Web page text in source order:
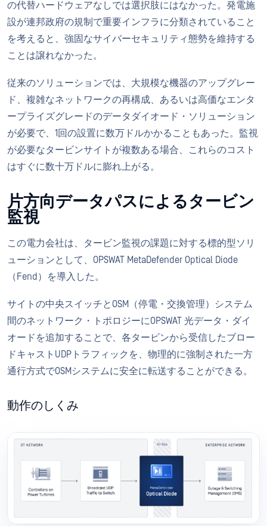
の代替ハードウェアなしでは選択肢にはなかった。発電施
設が連邦政府の規制で重要インフラに分類されていること
を考えると、強固なサイバーセキュリティ態勢を維持する
ことは譲れなかった。
従来のソリューションでは、大規模な機器のアップグレー
ド、複雑なネットワークの再構成、あるいは高価なエンタ
ープライズグレードのデータダイオード・ソリューション
が必要で、1回の設置に数万ドルかかることもあった。監視
が必要なタービンサイトが複数ある場合、これらのコスト
はすぐに数十万ドルに膨れ上がる。
片方向データパスによるタービン
監視
この電力会社は、タービン監視の課題に対する標的型ソリ
ューションとして、OPSWAT MetaDefender Optical Diode
（Fend）を導入した。
サイトの中央スイッチとOSM（停電・交換管理）システム
間のネットワーク・トポロジーにOPSWAT 光データ・ダイ
オードを追加することで、各タービンから受信したブロー
ドキャストUDPトラフィックを、物理的に強制された一方
通行方式でOSMシステムに安全に転送することができる。
動作のしくみ